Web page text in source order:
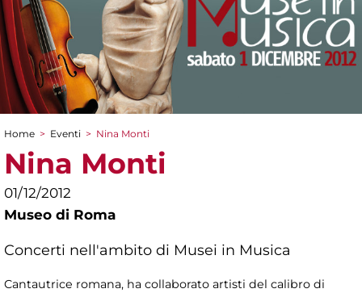
Tu sei qui
Home > Eventi > Nina Monti
Nina Monti
01/12/2012
Museo di Roma
Concerti nell'ambito di Musei in Musica
Cantautrice romana, ha collaborato artisti del calibro di